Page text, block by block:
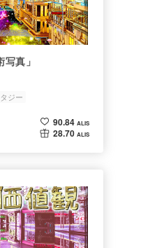
真」
ジー
90.84 ALIS
28.70 ALIS